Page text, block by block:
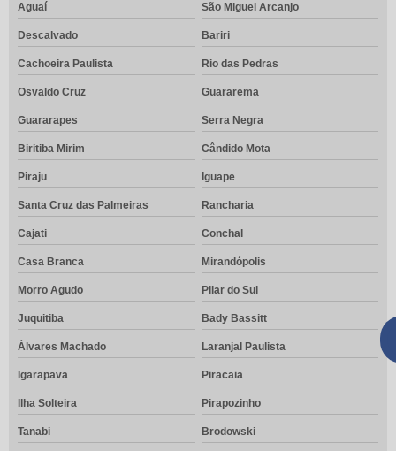
Aguaí São Miguel Arcanjo
Descalvado Bariri
Cachoeira Paulista Rio das Pedras
Osvaldo Cruz Guararema
Guararapes Serra Negra
Biritiba Mirim Cândido Mota
Piraju Iguape
Santa Cruz das Palmeiras Rancharia
Cajati Conchal
Casa Branca Mirandópolis
Morro Agudo Pilar do Sul
Juquitiba Bady Bassitt
Álvares Machado Laranjal Paulista
Igarapava Piracaia
Ilha Solteira Pirapozinho
Tanabi Brodowski